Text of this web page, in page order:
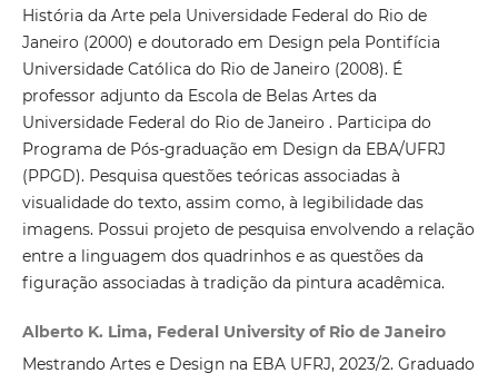
História da Arte pela Universidade Federal do Rio de
Janeiro (2000) e doutorado em Design pela Pontifícia
Universidade Católica do Rio de Janeiro (2008). É
professor adjunto da Escola de Belas Artes da
Universidade Federal do Rio de Janeiro . Participa do
Programa de Pós-graduação em Design da EBA/UFRJ
(PPGD). Pesquisa questões teóricas associadas à
visualidade do texto, assim como, à legibilidade das
imagens. Possui projeto de pesquisa envolvendo a relação
entre a linguagem dos quadrinhos e as questões da
figuração associadas à tradição da pintura acadêmica.
Alberto K. Lima, Federal University of Rio de Janeiro
Mestrando Artes e Design na EBA UFRJ, 2023/2. Graduado